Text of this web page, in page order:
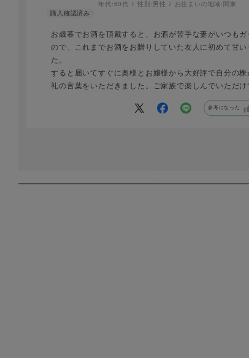
年代:60代 性別: 男性 お住まいの地域: 関東
お歳暮でお酒を頂戴すると、お酒が苦手な妻がいつもガ
ので、これまでお酒をお贈りしていた友人に初めて甘い
た。
すると届いてすぐに奥様とお嬢様から大好評で自分の株
礼の言葉をいただきました。ご家族で楽しんでいただけ
参考になった